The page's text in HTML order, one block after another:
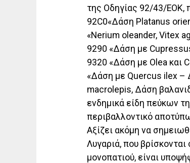
της Οδηγίας 92/43/ΕΟΚ,
92C0«Δάση Platanus
«Nerium oleander, Vitex
9290 «Δάση με
9320 «Δάση με Olea και
«Δάση με Quercus ilex –
macrolepis, Δάση
ενδημικά είδη πεύκων
περιβαλλοντικό
Αξίζει ακόμη να
Λυγαριά, που
μονοπατιού, είναι